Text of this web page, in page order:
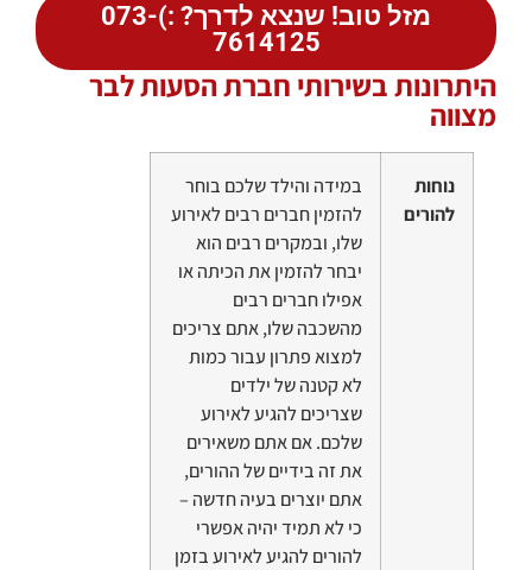
מזל טוב! שנצא לדרך? :)073-
7614125
היתרונות בשירותי חברת הסעות לבר
מצווה
נוחות
להורים
במידה והילד שלכם בוחר
להזמין חברים רבים לאירוע
שלו, ובמקרים רבים הוא
יבחר להזמין את הכיתה או
אפילו חברים רבים
מהשכבה שלו, אתם צריכים
למצוא פתרון עבור כמות
לא קטנה של ילדים
שצריכים להגיע לאירוע
שלכם. אם אתם משאירים
את זה בידיים של ההורים,
אתם יוצרים בעיה חדשה –
כי לא תמיד יהיה אפשרי
להורים להגיע לאירוע בזמן